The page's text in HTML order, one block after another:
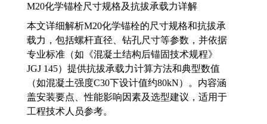
M20化学锚栓尺寸规格及抗拔承载力详解
本文详细解析M20化学锚栓的尺寸规格和抗拔承
载力，包括螺杆直径、钻孔尺寸等参数，并依据
专业标准（如《混凝土结构后锚固技术规程》
JGJ 145）提供抗拔承载力计算方法和典型数值
（如混凝土强度C30下设计值约80kN）。内容涵
盖安装要点、性能影响因素及选型建议，适用于
工程技术人员参考。